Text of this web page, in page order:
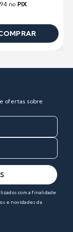
no PIX
ofertas sobre
com a finalidade
e novidades da